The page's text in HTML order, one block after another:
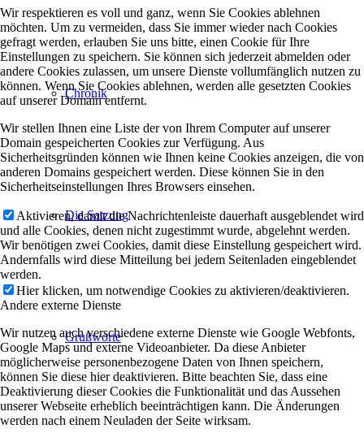
Chronik
Die Satzung
Grußworte
Wir respektieren es voll und ganz, wenn Sie Cookies ablehnen
möchten. Um zu vermeiden, dass Sie immer wieder nach Cookies
gefragt werden, erlauben Sie uns bitte, einen Cookie für Ihre
Einstellungen zu speichern. Sie können sich jederzeit abmelden oder
andere Cookies zulassen, um unsere Dienste vollumfänglich nutzen zu
können. Wenn Sie Cookies ablehnen, werden alle gesetzten Cookies
auf unserer Domain entfernt.
Wir stellen Ihnen eine Liste der von Ihrem Computer auf unserer
Domain gespeicherten Cookies zur Verfügung. Aus
Sicherheitsgründen können wie Ihnen keine Cookies anzeigen, die von
anderen Domains gespeichert werden. Diese können Sie in den
Sicherheitseinstellungen Ihres Browsers einsehen.
Aktivieren, damit die Nachrichtenleiste dauerhaft ausgeblendet wird
und alle Cookies, denen nicht zugestimmt wurde, abgelehnt werden.
Wir benötigen zwei Cookies, damit diese Einstellung gespeichert wird.
Andernfalls wird diese Mitteilung bei jedem Seitenladen eingeblendet
werden.
Hier klicken, um notwendige Cookies zu aktivieren/deaktivieren.
Andere externe Dienste
Wir nutzen auch verschiedene externe Dienste wie Google Webfonts,
Google Maps und externe Videoanbieter. Da diese Anbieter
möglicherweise personenbezogene Daten von Ihnen speichern,
können Sie diese hier deaktivieren. Bitte beachten Sie, dass eine
Deaktivierung dieser Cookies die Funktionalität und das Aussehen
unserer Webseite erheblich beeinträchtigen kann. Die Änderungen
werden nach einem Neuladen der Seite wirksam.